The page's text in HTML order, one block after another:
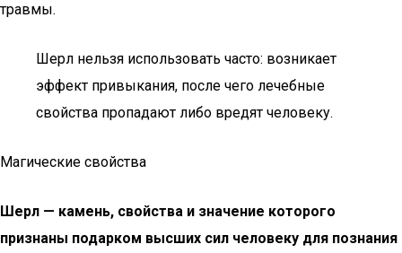
травмы.
Шерл нельзя использовать часто: возникает
эффект привыкания, после чего лечебные
свойства пропадают либо вредят человеку.
Магические свойства
Шерл — камень, свойства и значение которого
признаны подарком высших сил человеку для познания